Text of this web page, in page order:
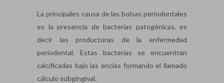
La principales causa de las bolsas periodontales
es la presencia de bacterias patogénicas, es
decir las productoras de la enfermedad
periodontal. Estas bacterias se encuentran
calcificadas bajo las encías formando el llamado
cálculo subgingival.